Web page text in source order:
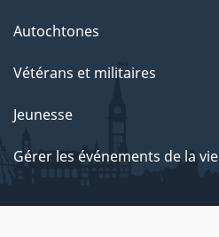
Autochtones
Vétérans et militaires
Jeunesse
Gérer les événements de la vie